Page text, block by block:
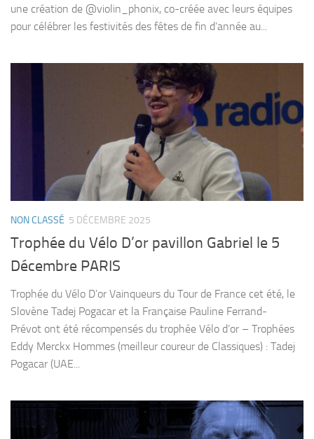
une création de @violin_phonix, co-créée avec leurs équipes
pour célébrer les festivités des fêtes de fin d’année au...
NON CLASSÉ 5 DÉCEMBRE 2025
Trophée du Vélo D’or pavillon Gabriel le 5
Décembre PARIS
Trophée du Vélo D’or Vainqueurs du Tour de France cet été, le
Slovène Tadej Pogacar et la Française Pauline Ferrand-
Prévot ont été récompensés du trophée Vélo d’or – Trophées
Eddy Merckx Hommes (meilleur coureur de Classiques) : Tadej
Pogacar (UAE...